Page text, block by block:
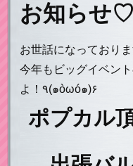
お知らせ♡
お世話になっており
今年もビッグイベン
よ！٩(๑òωó๑)۶
ポプカル